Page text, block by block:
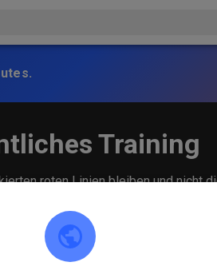
Training
roten Linien bleiben und nicht